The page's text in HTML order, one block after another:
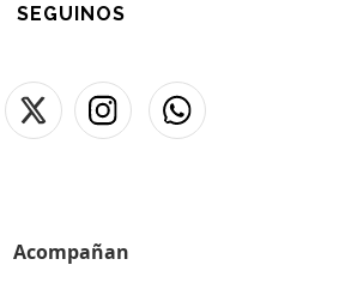
SEGUINOS
Acompañan